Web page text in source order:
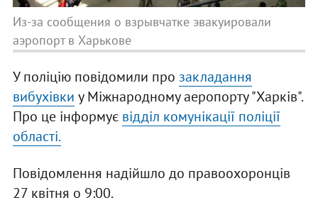
Из-за сообщения о взрывчатке эвакуировали
аэропорт в Харькове
У поліцію повідомили про закладання
вибухівки у Міжнародному аеропорту "Харків".
Про це інформує відділ комунікації поліції
області.
Повідомлення надійшло до правоохоронців
27 квітня о 9:00.